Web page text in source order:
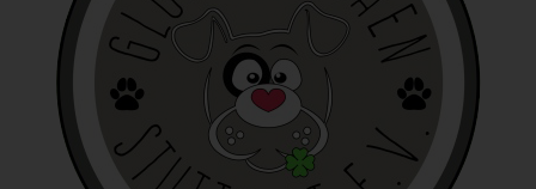
um Aspekte bezüglich Arbeitsleistung, wirtschaftlicher
Lage, Gesundheit, persönlicher Vorlieben, Interessen,
Zuverlässigkeit, Verhalten, Aufenthaltsort oder
Ortswechsel dieser natürlichen Person zu analysieren
oder vorherzusagen.
f) Pseudonymisierung